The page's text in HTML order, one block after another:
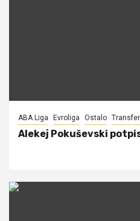
ABA Liga Evroliga Ostalo
Alekej Pokuševski